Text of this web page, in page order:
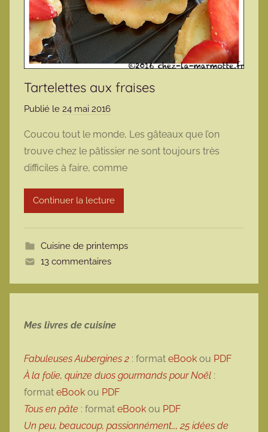
Tartelettes aux fraises
Publié le 24 mai 2016
r
m
a
r
m
t
e
Coucou tout le monde, Les gâteaux que l’on
trouve chez le pâtissier ne sont toujours très
difficiles à faire, comme
Continuer la lecture
Cuisine de printemps
13 commentaires
Mes livres de cuisine
Fabuleuses Aubergines 2 : format eBook ou PDF
À la folie, quinze duos gourmands pour Noël :
format eBook ou PDF
Tous en pâte : format eBook ou PDF
Un peu, beaucoup, passionnément…, 25 idées de